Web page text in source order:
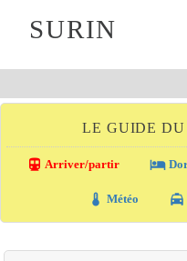
SURIN
LE GUIDE
directions_transit Arriver/partir local_hotel
thermostat Météo local_taxi